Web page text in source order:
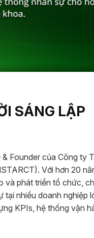
SÁNG LẬP
Founder của Công ty
Với hơn 20
và phát triển tổ chức,
tại nhiều doanh nghiệp
KPIs, hệ thống vận